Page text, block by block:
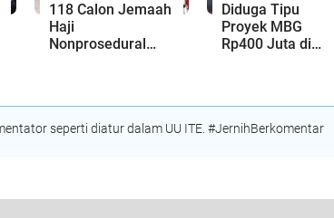
118 Calon Jemaah
Haji
Nonprosedural
Diduga Tipu
Proyek MBG
Rp400 Juta di
Kasus
seperti diatur dalam UU ITE. #JernihBerkomentar